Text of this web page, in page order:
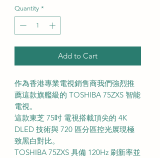
Quantity *
Add to Cart
作為香港專業電視銷售商我們強烈推
薦這款旗艦級的 TOSHIBA 75ZXS 智能
電視。
這款東芝 75吋 電視搭載頂尖的 4K
DLED 技術與 720 區分區控光展現極
致黑白對比。
TOSHIBA 75ZXS 具備 120Hz 刷新率並